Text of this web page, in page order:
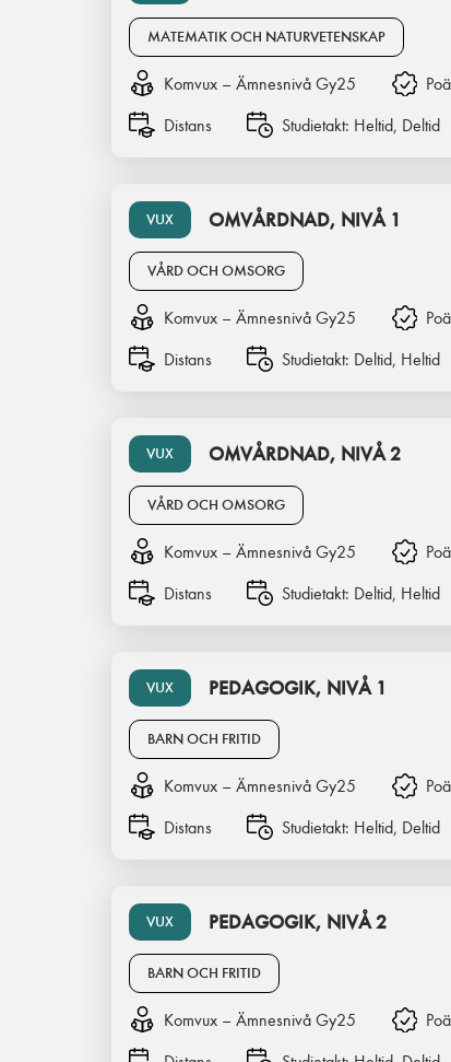
MATEMATIK OCH NATURVETENSKAP
Komvux – Ämnesnivå Gy25
Distans
Studietakt: Heltid, Deltid
VUX OMVÅRDNAD, NIVÅ 1
VÅRD OCH OMSORG
Komvux – Ämnesnivå Gy25
Distans
Studietakt: Deltid, Heltid
VUX OMVÅRDNAD, NIVÅ 2
VÅRD OCH OMSORG
Komvux – Ämnesnivå Gy25
Distans
Studietakt: Deltid, Heltid
VUX PEDAGOGIK, NIVÅ 1
BARN OCH FRITID
Komvux – Ämnesnivå Gy25
Distans
Studietakt: Heltid, Deltid
VUX PEDAGOGIK, NIVÅ 2
BARN OCH FRITID
Komvux – Ämnesnivå Gy25